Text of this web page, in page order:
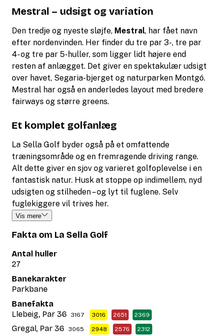
Mestral – udsigt og variation
Den tredje og nyeste sløjfe, Mestral, har fået navn
efter nordenvinden. Her finder du tre par 3-, tre par
4- og tre par 5-huller, som ligger lidt højere end
resten af anlægget. Det giver en spektakulær udsigt
over havet, Segaria-bjerget og naturparken Montgó.
Mestral har også en anderledes layout med bredere
fairways og større greens.
Et komplet golfanlæg
La Sella Golf byder også på et omfattende
træningsområde og en fremragende driving range.
Alt dette giver en sjov og varieret golfoplevelse i en
fantastisk natur. Husk at stoppe op indimellem, nyd
udsigten og stilheden – og lyt til fuglene. Selv
fuglekiggere vil trives her.
Vis mere
Fakta om La Sella Golf
Antal huller
27
Banekarakter
Parkbane
Banefakta
Llebeig, Par 36
3167 3016 2651 2369
Gregal, Par 36 3065 2948 2576 2312